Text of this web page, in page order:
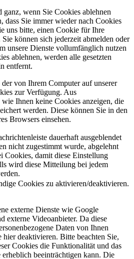
wenn Sie Cookies ablehnen
dass Sie immer wieder nach Cookies
uns bitte, einen Cookie für Ihre
können sich jederzeit abmelden oder
unsere Dienste vollumfänglich nutzen
ablehnen, werden alle gesetzten
entfernt.
von Ihrem Computer auf unserer
zur Verfügung. Aus
Ihnen keine Cookies anzeigen, die
werden. Diese können Sie in den
Browsers einsehen.
dauerhaft ausgeblendet
nicht zugestimmt wurde, abgelehnt
Cookies, damit diese Einstellung
wird diese Mitteilung bei jedem
Cookies zu aktivieren/deaktivieren.
externe Dienste wie Google
externe Videoanbieter. Da diese
Daten von Ihnen
hier deaktivieren. Bitte beachten Sie,
Cookies die Funktionalität und das
erheblich beeinträchtigen kann. Die